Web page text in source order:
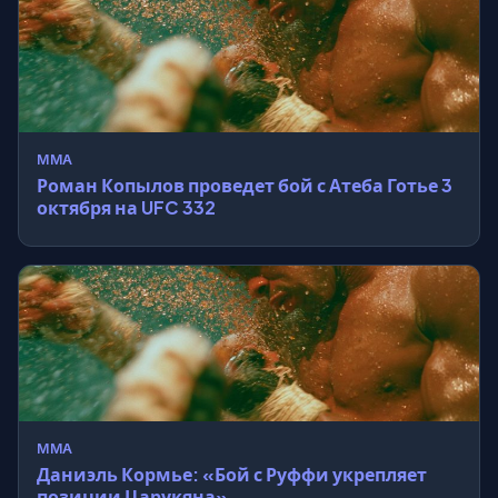
MMA
Роман Копылов проведет бой с Атеба Готье 3
октября на UFC 332
MMA
Даниэль Кормье: «Бой с Руффи укрепляет